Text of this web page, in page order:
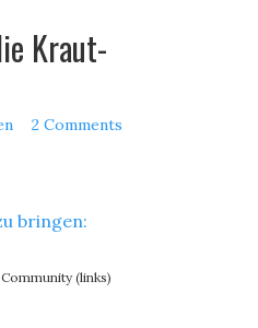
Kraut-
2 Comments
(links)